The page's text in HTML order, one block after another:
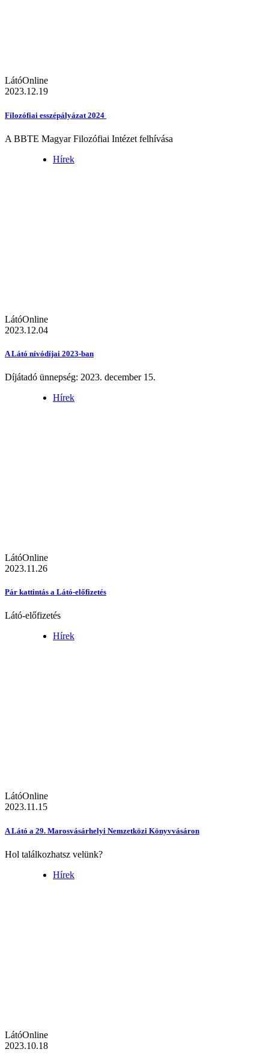
LátóOnline
2023.12.19
Filozófiai esszépályázat 2024
A BBTE Magyar Filozófiai Intézet felhívása
Hírek
LátóOnline
2023.12.04
A Látó nívódíjai 2023-ban
Díjátadó ünnepség: 2023. december 15.
Hírek
LátóOnline
2023.11.26
Pár kattintás a Látó-előfizetés
Látó-előfizetés
Hírek
LátóOnline
2023.11.15
A Látó a 29. Marosvásárhelyi Nemzetközi Könyvvásáron
Hol találkozhatsz velünk?
Hírek
LátóOnline
2023.10.18